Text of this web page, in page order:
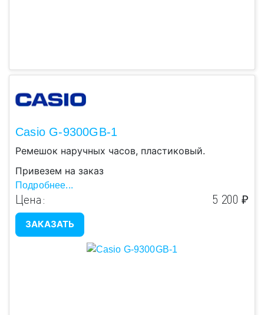
Casio G-9300GB-1
Ремешок наручных часов, пластиковый.
Привезем на заказ
Подробнее...
Цена: 5 200 ₽
ЗАКАЗАТЬ